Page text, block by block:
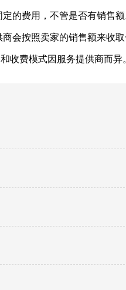
的费用，不管是否有销售
会按照卖家的销售额来收
收费模式因服务提供商而